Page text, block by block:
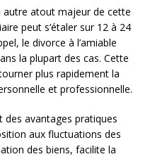
autre atout majeur de cette
peut s’étaler sur 12 à 24
le divorce à l’amiable
la plupart des cas. Cette
plus rapidement la
et professionnelle.
avantages pratiques
aux fluctuations des
des biens, facilite la